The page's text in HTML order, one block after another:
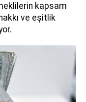
kapsam
ve eşitlik